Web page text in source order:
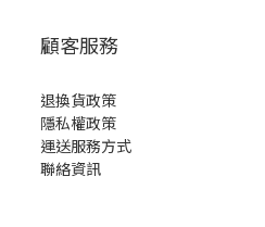
顧客服務
退換貨政策
隱私權政策
運送服務方式
聯絡資訊